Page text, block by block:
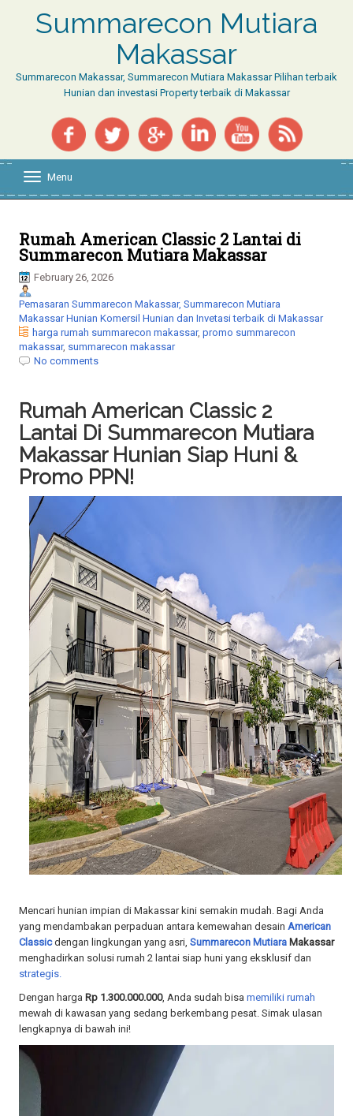
Summarecon Mutiara
Makassar
Summarecon Makassar, Summarecon Mutiara Makassar Pilihan terbaik
Hunian dan investasi Property terbaik di Makassar
l
e
n
i
g
a
Menu
Rumah American Classic 2 Lantai di
Summarecon Mutiara Makassar
February 26, 2026
Pemasaran Summarecon Makassar, Summarecon Mutiara
Makassar Hunian Komersil Hunian dan Invetasi terbaik di Makassar
harga rumah summarecon makassar, promo summarecon
makassar, summarecon makassar
No comments
Rumah American Classic 2
Lantai Di Summarecon Mutiara
Makassar Hunian Siap Huni &
Promo PPN!
Mencari hunian impian di Makassar kini semakin mudah. Bagi Anda
yang mendambakan perpaduan antara kemewahan desain American
Classicdengan lingkungan yang asri, Summarecon Mutiara Makassar
menghadirkan solusi rumah 2 lantai siap huni yang eksklusif dan
strategis.
Dengan harga Rp 1.300.000.000, Anda sudah bisa memiliki rumah
mewah di kawasan yang sedang berkembang pesat. Simak ulasan
lengkapnya di bawah ini!